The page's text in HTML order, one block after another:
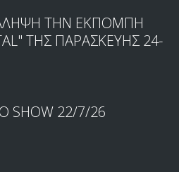
ΤΗΝ ΕΚΠΟΜΠΗ
ΤΗΣ ΠΑΡΑΣΚΕΥΗΣ 24-
SHOW 22/7/26